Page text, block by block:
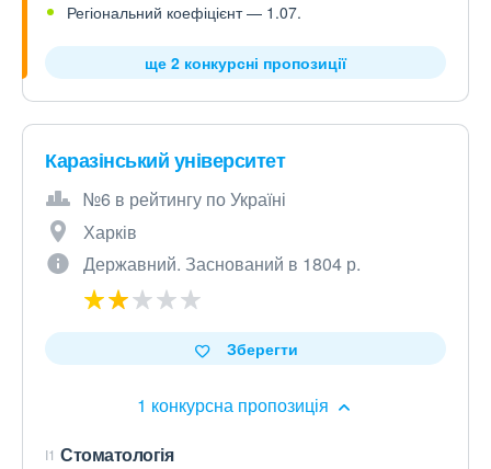
Регіональний коефіцієнт — 1.07.
ще 2 конкурсні пропозиції
Каразінський університет
№6 в рейтингу по Україні
Харків
Державний. Заснований в 1804 р.
1 конкурсна пропозиція
Зберегти
I1 Стоматологія